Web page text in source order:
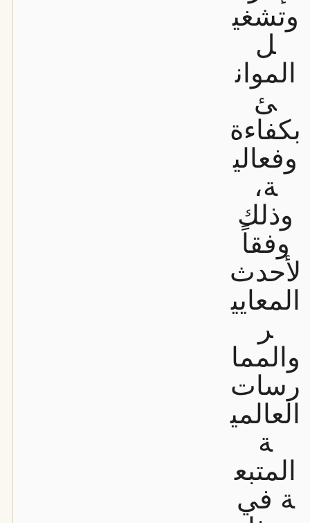
وتشغي
ل
الموان
ئ
بكفاءة
وفعالي
ة،
وذلك
وفقاً
لأحدث
المعايي
ر
والمما
رسات
العالمي
ة
المتبع
ة في